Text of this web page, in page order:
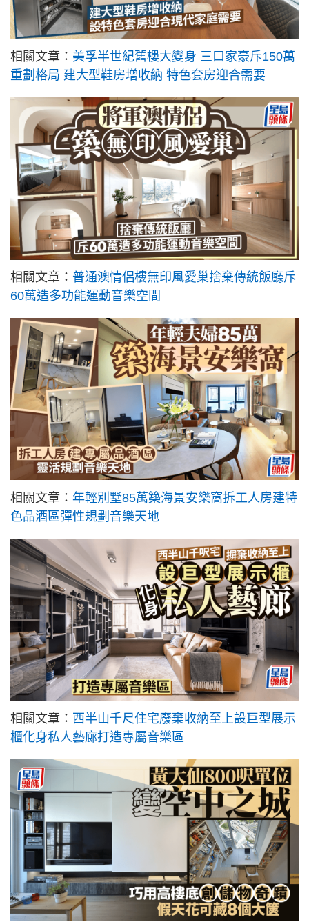
相關文章： 美孚半世紀舊樓大變身 三口家豪斥150萬
重劃格局 建大型鞋房增收納 特色套房迎合需要
相關文章： 普通澳情侶樓無印風愛巢捨棄傳統飯廳斥
60萬造多功能運動音樂空間
相關文章： 年輕別墅85萬築海景安樂窩拆工人房建特
色品酒區彈性規劃音樂天地
相關文章： 西半山千尺住宅廢棄收納至上設巨型展示
櫃化身私人藝廊打造專屬音樂區